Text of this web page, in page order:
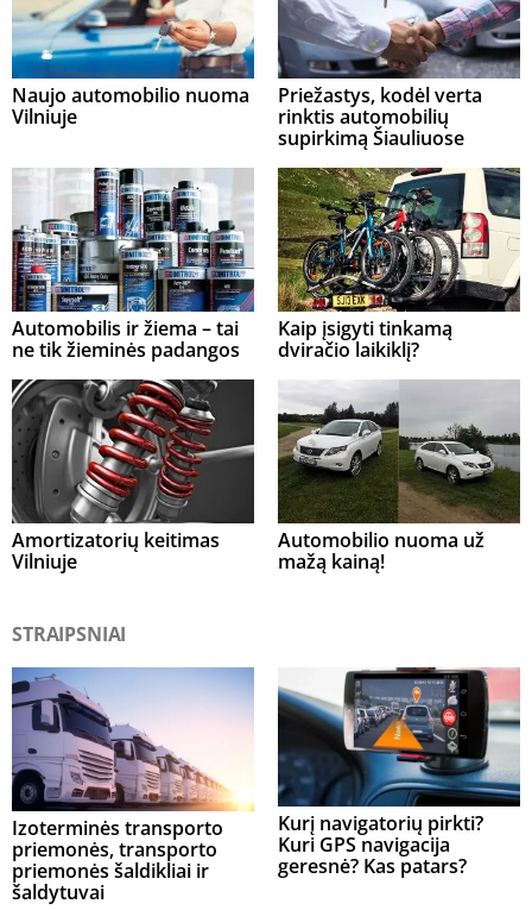
Naujo automobilio nuoma
Vilniuje
Priežastys, kodėl verta
rinktis automobilių
supirkimą Šiauliuose
Automobilis ir žiema – tai
ne tik žieminės padangos
Kaip įsigyti tinkamą
dviračio laikiklį?
Amortizatorių keitimas
Vilniuje
Automobilio nuoma už
mažą kainą!
STRAIPSNIAI
Izoterminės transporto
priemonės, transporto
priemonės šaldikliai ir
šaldytuvai
Kurį navigatorių pirkti?
Kuri GPS navigacija
geresnė? Kas patars?